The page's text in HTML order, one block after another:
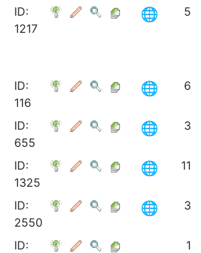
ID:
1217
5
ID:
116
6
ID:
655
3
ID:
1325
11
ID:
2550
3
ID:
1